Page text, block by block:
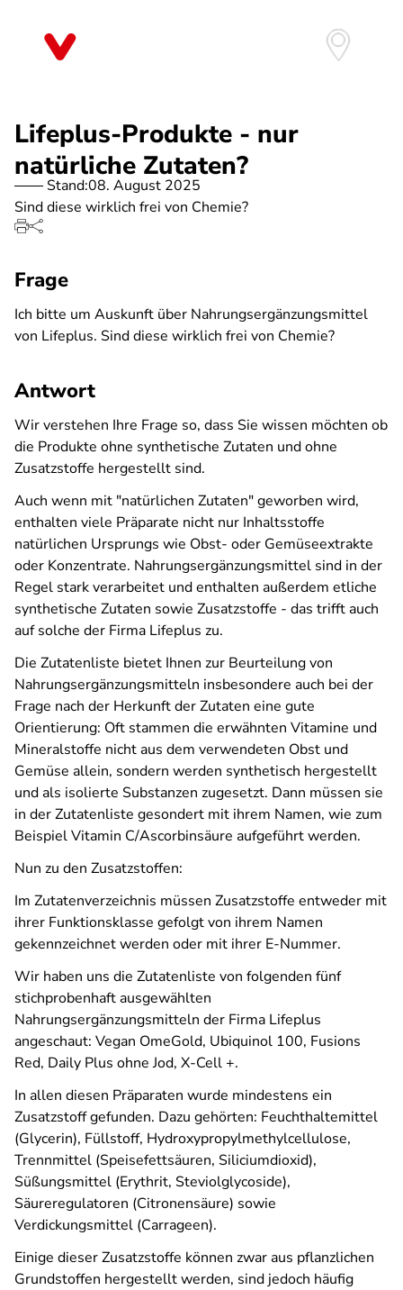
Lifeplus-Produkte - nur
natürliche Zutaten?
Stand:08. August 2025
Sind diese wirklich frei von Chemie?
Frage
Ich bitte um Auskunft über Nahrungsergänzungsmittel
von Lifeplus. Sind diese wirklich frei von Chemie?
Antwort
Wir verstehen Ihre Frage so, dass Sie wissen möchten ob
die Produkte ohne synthetische Zutaten und ohne
Zusatzstoffe hergestellt sind.
Auch wenn mit "natürlichen Zutaten" geworben wird,
enthalten viele Präparate nicht nur Inhaltsstoffe
natürlichen Ursprungs wie Obst- oder Gemüseextrakte
oder Konzentrate. Nahrungsergänzungsmittel sind in der
Regel stark verarbeitet und enthalten außerdem etliche
synthetische Zutaten sowie Zusatzstoffe - das trifft auch
auf solche der Firma Lifeplus zu.
Die Zutatenliste bietet Ihnen zur Beurteilung von
Nahrungsergänzungsmitteln insbesondere auch bei der
Frage nach der Herkunft der Zutaten eine gute
Orientierung: Oft stammen die erwähnten Vitamine und
Mineralstoffe nicht aus dem verwendeten Obst und
Gemüse allein, sondern werden synthetisch hergestellt
und als isolierte Substanzen zugesetzt. Dann müssen sie
in der Zutatenliste gesondert mit ihrem Namen, wie zum
Beispiel Vitamin C/Ascorbinsäure aufgeführt werden.
Nun zu den Zusatzstoffen:
Im Zutatenverzeichnis müssen Zusatzstoffe entweder mit
ihrer Funktionsklasse gefolgt von ihrem Namen
gekennzeichnet werden oder mit ihrer E-Nummer.
Wir haben uns die Zutatenliste von folgenden fünf
stichprobenhaft ausgewählten
Nahrungsergänzungsmitteln der Firma Lifeplus
angeschaut: Vegan OmeGold, Ubiquinol 100, Fusions
Red, Daily Plus ohne Jod, X-Cell +.
In allen diesen Präparaten wurde mindestens ein
Zusatzstoff gefunden. Dazu gehörten: Feuchthaltemittel
(Glycerin), Füllstoff, Hydroxypropylmethylcellulose,
Trennmittel (Speisefettsäuren, Siliciumdioxid),
Süßungsmittel (Erythrit, Steviolglycoside),
Säureregulatoren (Citronensäure) sowie
Verdickungsmittel (Carrageen).
Einige dieser Zusatzstoffe können zwar aus pflanzlichen
Grundstoffen hergestellt werden, sind jedoch häufig